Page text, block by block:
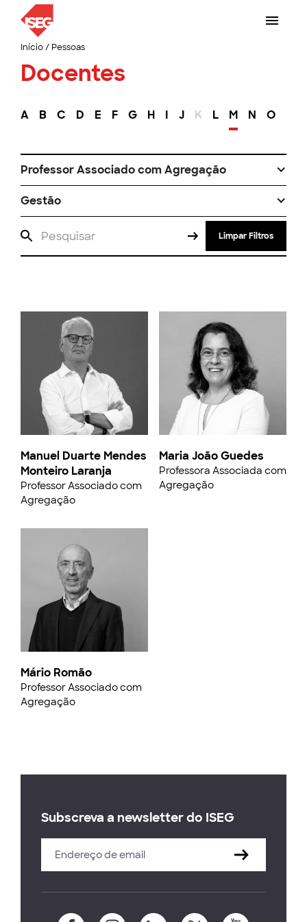
Início/ Pessoas
Docentes
A B C D E F G H I J K L M N O
Professor Associado com Agregação
Gestão
Limpar Filtros
Manuel Duarte Mendes
Monteiro Laranja
Professor Associado com
Agregação
Mário Romão
Professor Associado com
Agregação
Maria João Guedes
Professora Associada com
Agregação
Subscreva a newsletter do ISEG